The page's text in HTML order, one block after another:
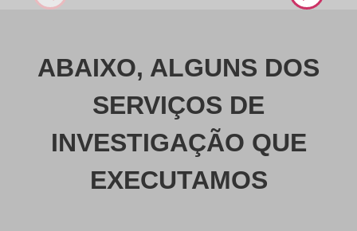
ABAIXO, ALGUNS DOS
SERVIÇOS DE
INVESTIGAÇÃO QUE
EXECUTAMOS